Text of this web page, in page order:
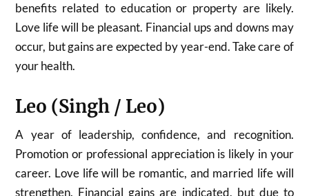
benefits related to education or property are likely.
Love life will be pleasant. Financial ups and downs may
occur, but gains are expected by year-end. Take care of
your health.
Leo (Singh / Leo)
A year of leadership, confidence, and recognition.
Promotion or professional appreciation is likely in your
career. Love life will be romantic, and married life will
strengthen. Financial gains are indicated, but due to